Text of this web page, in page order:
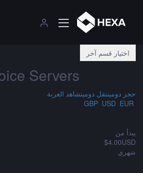
اختيار قسم آخر
Servers
حجز دوميننقل دومينشاهد العربة
USD EUR
يبدأ من
$4.00USD
شهري